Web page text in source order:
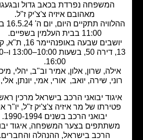
המשפחה נפרדת בכאב גדול ובגעגוע
מאהובם איזיה צ'צ'יק ז"ל.
ההלוויה תתקיים היום, יום ה' 16.5.24 בשעה
יושבים שבעה באופנהיימר 16, ת"א, קומה
13, דירה 50, בשעות 10:00–13:00 ו-20:00-
שרון, אלון, אמיר וב"ב, יהלי, מיכאל,
שירה, יואב, אורי, אמי, יונתן, אלי, דני.
יבואני הרכב בישראל מרכין ראש על
של מר איזיה צ'צ'יק ז"ל, יו"ר איגוד
יבואני הרכב בשנים 1990-1994.
בצער המשפחה, איגוד יבואני
הרכב בישראל, ההנהלה והחברים.